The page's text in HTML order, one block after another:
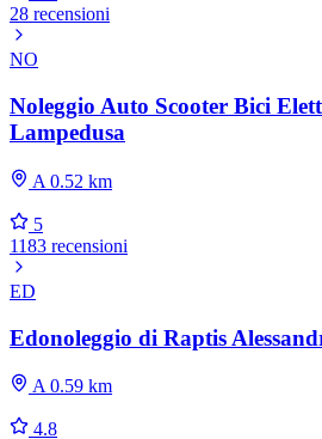
28 recensioni
NO
Noleggio Auto Scooter Bici
Lampedusa
A 0.52 km
5
1183 recensioni
ED
Edonoleggio di Raptis
A 0.59 km
4.8